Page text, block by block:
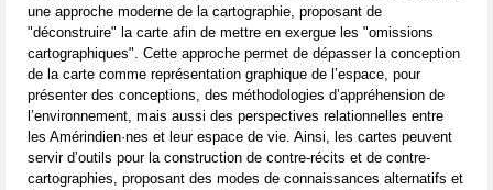
une approche moderne de la cartographie, proposant de
"déconstruire" la carte afin de mettre en exergue les "omissions
cartographiques". Cette approche permet de dépasser la conception
de la carte comme représentation graphique de l’espace, pour
présenter des conceptions, des méthodologies d’appréhension de
l’environnement, mais aussi des perspectives relationnelles entre
les Amérindien·nes et leur espace de vie. Ainsi, les cartes peuvent
servir d’outils pour la construction de contre-récits et de contre-
cartographies, proposant des modes de connaissances alternatifs et